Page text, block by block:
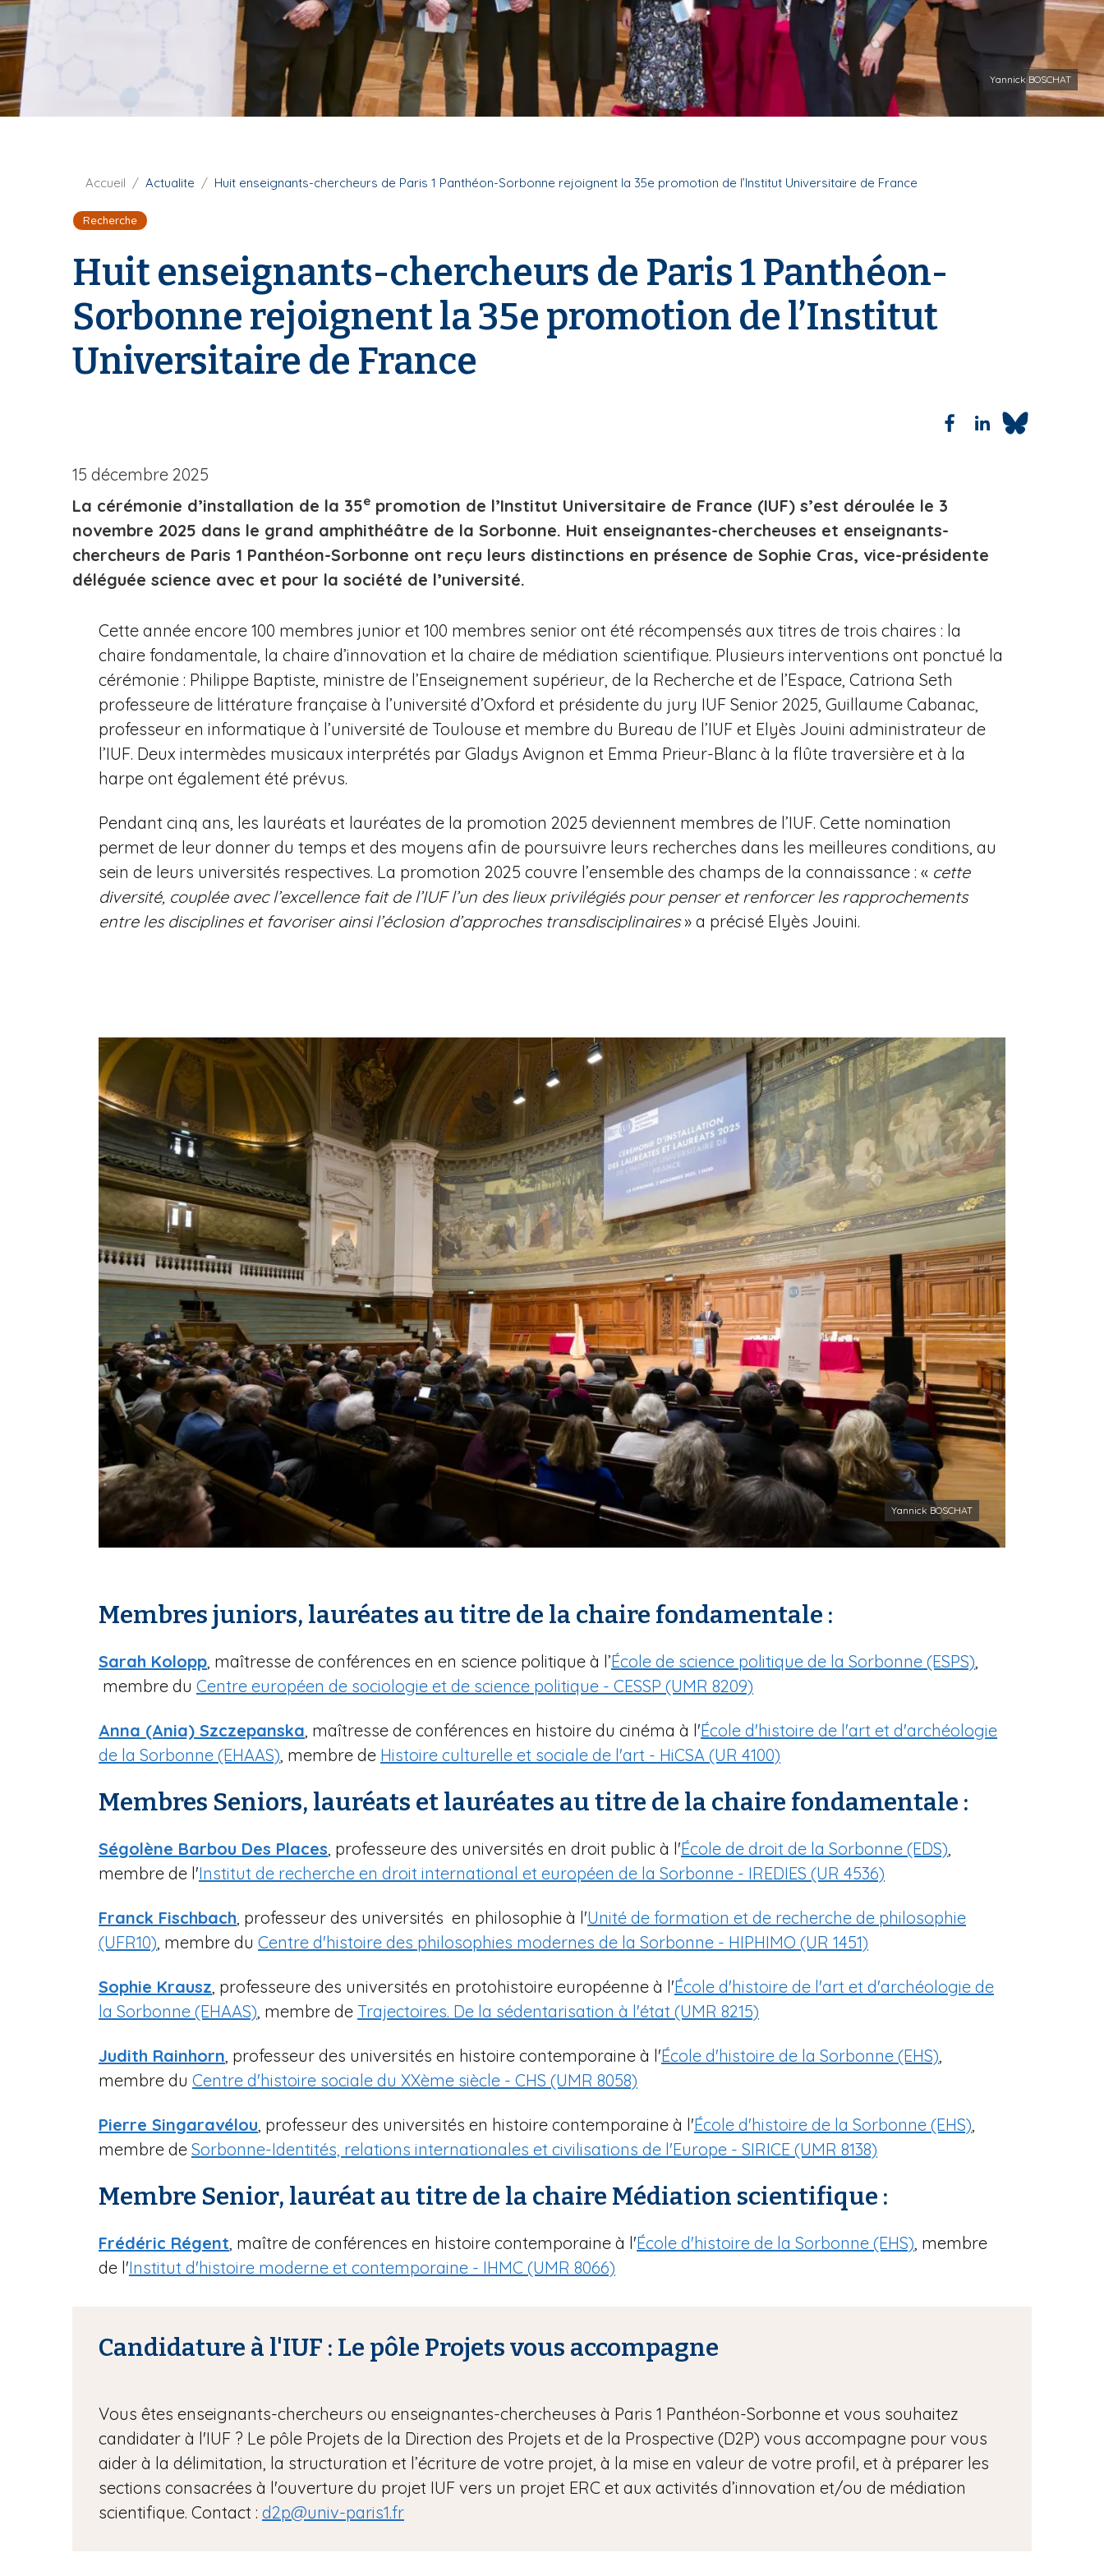
p
a
Yannick BOSCHAT
F
l
A
r
i
e
Accueil Actualite Huit enseignants-chercheurs de Paris 1 Panthéon-Sorbonne rejoignent la 35e promotion de l’Institut Universitaire de France
Recherche
Huit enseignants-chercheurs de Paris 1 Panthéon-
Sorbonne rejoignent la 35e promotion de l’Institut
Universitaire de France
15 décembre 2025
La cérémonie d’installation de la 35e promotion de l’Institut Universitaire de France (IUF) s’est déroulée le 3
novembre 2025 dans le grand amphithéâtre de la Sorbonne. Huit enseignantes-chercheuses et enseignants-
chercheurs de Paris 1 Panthéon-Sorbonne ont reçu leurs distinctions en présence de Sophie Cras, vice-présidente
déléguée science avec et pour la société de l’université.
Cette année encore 100 membres junior et 100 membres senior ont été récompensés aux titres de trois chaires : la
chaire fondamentale, la chaire d’innovation et la chaire de médiation scientifique. Plusieurs interventions ont ponctué la
cérémonie : Philippe Baptiste, ministre de l’Enseignement supérieur, de la Recherche et de l’Espace, Catriona Seth
professeure de littérature française à l’université d’Oxford et présidente du jury IUF Senior 2025, Guillaume Cabanac,
professeur en informatique à l’université de Toulouse et membre du Bureau de l’IUF et Elyès Jouini administrateur de
l’IUF. Deux intermèdes musicaux interprétés par Gladys Avignon et Emma Prieur-Blanc à la flûte traversière et à la
harpe ont également été prévus.
Pendant cinq ans, les lauréats et lauréates de la promotion 2025 deviennent membres de l’IUF. Cette nomination
permet de leur donner du temps et des moyens afin de poursuivre leurs recherches dans les meilleures conditions, au
sein de leurs universités respectives. La promotion 2025 couvre l’ensemble des champs de la connaissance : « cette
diversité, couplée avec l’excellence fait de l’IUF l’un des lieux privilégiés pour penser et renforcer les rapprochements
entre les disciplines et favoriser ainsi l’éclosion d’approches transdisciplinaires» a précisé Elyès Jouini.
Yannick BOSCHAT
Membres juniors, lauréates au titre de la chaire fondamentale :
Sarah Kolopp , maîtresse de conférences en en science politique à l’École de science politique de la Sorbonne (ESPS)
membre du Centre européen de sociologie et de science politique - CESSP (UMR 8209)
Anna (Ania) Szczepanska , maîtresse de conférences en histoire du cinéma à l'École d'histoire de l'art et d'archéologie
de la Sorbonne (EHAAS) , membre de Histoire culturelle et sociale de l'art - HiCSA (UR 4100)
Membres Seniors, lauréats et lauréates au titre de la chaire fondamentale :
Ségolène Barbou Des Places , professeure des universités en droit public à l'École de droit de la Sorbonne (EDS)
membre de l'Institut de recherche en droit international et européen de la Sorbonne - IREDIES (UR 4536)
Franck Fischbach , professeur des universités en philosophie à l'Unité de formation et de recherche de philosophie
(UFR10) , membre du Centre d'histoire des philosophies modernes de la Sorbonne - HIPHIMO (UR 1451)
Sophie Krausz , professeure des universités en protohistoire européenne à l'École d'histoire de l'art et d'archéologie de
la Sorbonne (EHAAS) , membre de Trajectoires. De la sédentarisation à l'état (UMR 8215)
Judith Rainhorn , professeur des universités en histoire contemporaine à l'École d'histoire de la Sorbonne (EHS)
membre du Centre d'histoire sociale du XXème siècle - CHS (UMR 8058)
Pierre Singaravélou , professeur des universités en histoire contemporaine à l'École d'histoire de la Sorbonne (EHS)
membre de Sorbonne-Identités, relations internationales et civilisations de l'Europe - SIRICE (UMR 8138)
Membre Senior, lauréat au titre de la chaire Médiation scientifique :
Frédéric Régent , maître de conférences en histoire contemporaine à l'École d'histoire de la Sorbonne (EHS) , membre
de l'Institut d'histoire moderne et contemporaine - IHMC (UMR 8066)
Candidature à l'IUF : Le pôle Projets vous accompagne
Vous êtes enseignants-chercheurs ou enseignantes-chercheuses à Paris 1 Panthéon-Sorbonne et vous souhaitez
candidater à l'IUF ? Le pôle Projets de la Direction des Projets et de la Prospective (D2P) vous accompagne pour vous
aider à la délimitation, la structuration et l’écriture de votre projet, à la mise en valeur de votre profil, et à préparer les
sections consacrées à l'ouverture du projet IUF vers un projet ERC et aux activités d’innovation et/ou de médiation
scientifique. Contact : d2p@univ-paris1.fr